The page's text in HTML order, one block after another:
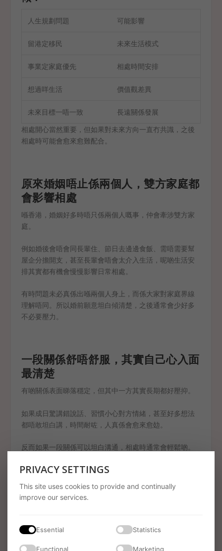
人生規劃問題 可能影響
留港定移民 未來生活模式
事業定家庭優先 相處時間安排
想過咩生活 價值觀差異
未來目標一唔一致
長遠關係發展
相處開心當然重要，但如果對未來方向一直冇共識，之後
相處時可能會愈來愈難配合。
原來婚姻唔止係兩個人，雙方家庭都
會影響相處
喺香港，婚姻好多時唔只係兩個人嘅事，仲會牽涉雙方家
庭。
例如婚後會唔會同長輩住、節日去邊邊食飯、需唔需要幫
屋企分擔開支，甚至長輩會唔會太介入生活，呢啲生活安
排其實都有機會慢慢影響日常相處。
有時問題未必真係出喺兩個人身上，而係大家對家庭界線
理解唔同。所以婚前願意坦白傾清楚，之後通常會少好多
不必要壓力。
一段關係舒唔舒服，其實自己心入面
最清楚
有啲關係表面睇落穩定，但其中一方其實長期都好壓抑。
如果成日驚講錯說話、習慣小心對方情緒，甚至好多想法
都唔敢坦白講，時間耐咗，人真係會愈來愈攰。
反而如果一段關係可以坦白溝通，相處時通常會輕鬆啲。
情緒收埋。
相處輕唔輕鬆，其實自己最感受到。
PRIVACY SETTINGS
This site uses cookies to provide and continually
improve our services.
Essential Statistics
Functional Marketing